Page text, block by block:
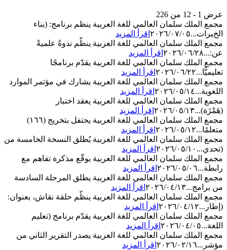
عرض 1 - 12 من 226
مجمع الملك سلمان العالمي للغة العربية ينظم برنامج: (بناء
الخبرات...٢٠٢٦/٠٧/٠٥ اقرأ المزيد
مجمع الملك سلمان العالمي للغة العربية ينظّم ندوةً علميةً
عن:...٢٠٢٦/٠٦/٢٨ اقرأ المزيد
مجمع الملك سلمان العالمي للغة العربية يقدّم برنامجًا
تعليميًّا...٢٠٢٦/٠٦/٢٢ اقرأ المزيد
مجمع الملك سلمان العالمي للغة العربية يشارك في مؤتمر الموارد
اللغوية...٢٠٢٦/٠٥/١٤ اقرأ المزيد
مجمع الملك سلمان العالمي للغة العربية يعقد اختبار
(هَمْزَة)...٢٠٢٦/٠٥/١٣ اقرأ المزيد
مجمع الملك سلمان العالمي للغة العربية يحتفل بتخريج (١٦٦)
متعلمًا...٢٠٢٦/٠٥/١٢ اقرأ المزيد
مجمع الملك سلمان العالمي للغة العربية يُطلق النسخة الخامسة من
(تحدي... ٢٠٢٦/٠٥/١٠ اقرأ المزيد
مجمع الملك سلمان العالمي للغة العربية يوقّع مذكرة تفاهم مع
رابطة...٢٠٢٦/٠٥/٠٦ اقرأ المزيد
مجمع الملك سلمان العالمي للغة العربية يطلق المرحلة السادسة
من برامج...٢٠٢٦/٠٤/١٣ اقرأ المزيد
مجمع الملك سلمان العالمي للغة العربية ينظّم حلقة نقاش، بعنوان:
(إطار...٢٠٢٦/٠٤/١٢ اقرأ المزيد
مجمع الملك سلمان العالمي للغة العربية يقدّم برنامج (تعليم
اللغة...٢٠٢٦/٠٤/٠٥ اقرأ المزيد
مجمع الملك سلمان العالمي للغة العربية يصدر التقرير الثاني من
مؤشر...٢٠٢٦/٠٢/١٦ اقرأ المزيد